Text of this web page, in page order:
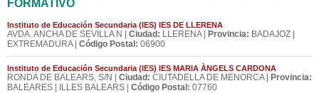
FORMATIVO
Instituto de Educación Secundaria (IES) IES DE LLERENA
AVDA. ANCHA DE SEVILLA N | Ciudad: LLERENA | Provincia: BADAJOZ |
EXTREMADURA | Código Postal: 06900
Instituto de Educación Secundaria (IES) IES MARIA ÀNGELS CARDONA
RONDA DE BALEARS, S/N | Ciudad: CIUTADELLA DE MENORCA |
Provincia:
BALEARES | ILLES BALEARS | Código Postal: 07760